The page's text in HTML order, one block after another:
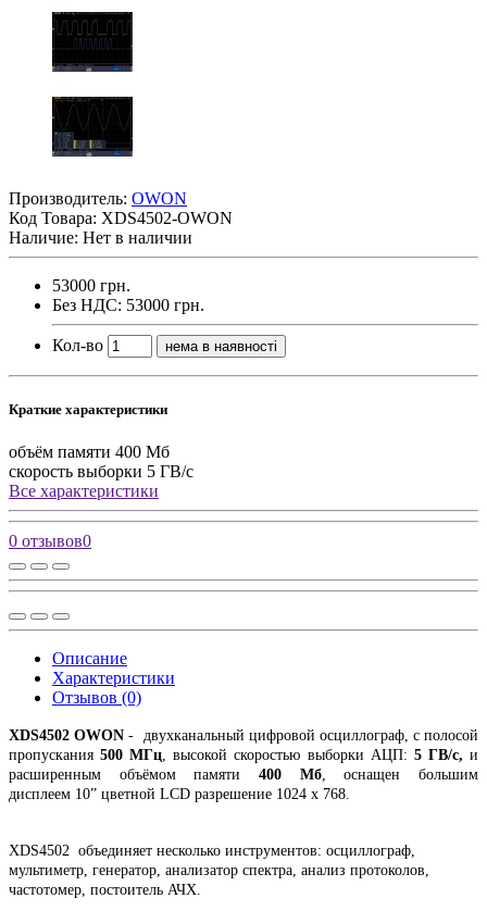
Производитель: OWON
Код Товара: XDS4502-OWON
Наличие: Нет в наличии
53000 грн.
Без НДС: 53000 грн.
Кол-во нема в наявності
Краткие характеристики
объём памяти 400 Мб
скорость выборки 5 ГВ/с
Все характеристики
0 отзывов0
Описание
Характеристики
Отзывов (0)
XDS4502 OWON - двухканальный цифровой осциллограф, с полосой
пропускания500 МГц, высокой скоростью выборки АЦП: 5 ГВ/с, и
расширенным объёмом памяти 400 Мб, оснащен большим
дисплеем 10” цветной LCD разрешение 1024 x 768.
XDS4502 объединяет несколько инструментов: осциллограф,
мультиметр, генератор, анализатор спектра, анализ протоколов,
частотомер, постоитель АЧХ.